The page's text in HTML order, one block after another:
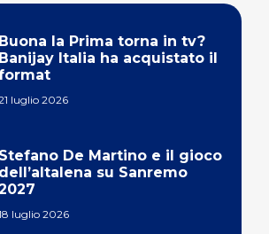
Buona la Prima torna in tv?
Banijay Italia ha acquistato il
luglio 2026
Stefano De Martino e il gioco
dell’altalena su Sanremo
luglio 2026